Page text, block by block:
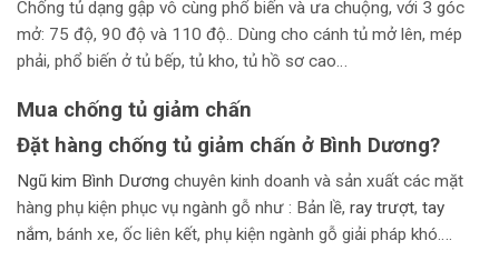
Chống tủ dạng gập vô cùng phổ biến và ưa chuộng, với 3 góc
mở: 75 độ, 90 độ và 110 độ.. Dùng cho cánh tủ mở lên, mép
phải, phổ biến ở tủ bếp, tủ kho, tủ hồ sơ cao…
Mua chống tủ giảm chấn
Đặt hàng chống tủ giảm chấn ở Bình Dương?
Ngũ kim Bình Dương chuyên kinh doanh và sản xuất các mặt
hàng phụ kiện phục vụ ngành gỗ như : Bản lề, ray trượt, tay
nắm, bánh xe, ốc liên kết, phụ kiện ngành gỗ giải pháp khó….